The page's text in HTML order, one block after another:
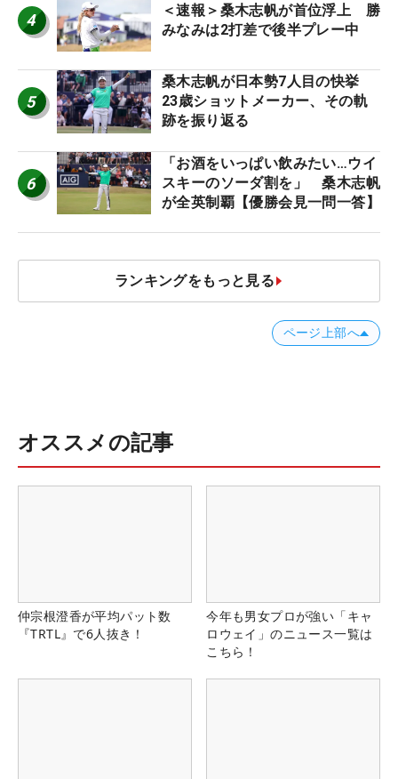
4
＜速報＞桑木志帆が首位浮上 勝
みなみは2打差で後半プレー中
5
桑木志帆が日本勢7人目の快挙
23歳ショットメーカー、その軌
跡を振り返る
6
「お酒をいっぱい飲みたい…ウイ
スキーのソーダ割を」 桑木志帆
が全英制覇【優勝会見一問一答】
ランキングをもっと見る
ページ上部へ
オススメの記事
仲宗根澄香が平均パット数
『TRTL』で6人抜き！
今年も男女プロが強い「キャ
ロウェイ」のニュース一覧は
こちら！